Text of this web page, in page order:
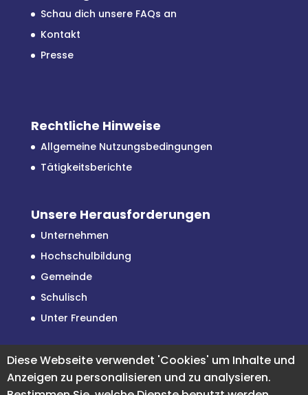
Schau dich unsere FAQs an
Kontakt
Presse
Rechtliche Hinweise
Allgemeine Nutzungsbedingungen
Tätigkeitsberichte
Unsere Herausforderungen
Unternehmen
Hochschulbildung
Gemeinde
Schulisch
Unter Freunden
Facebook Instagram LinkedIn
Diese Webseite verwendet 'Cookies' um Inhalte und
Anzeigen zu personalisieren und zu analysieren.